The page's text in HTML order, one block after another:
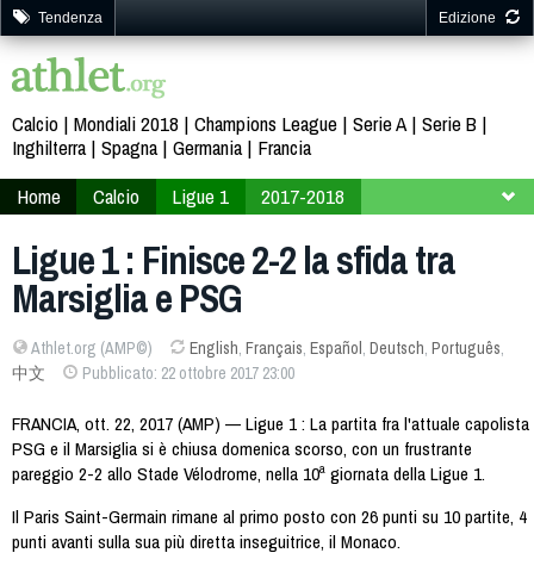
Tendenza Edizione
Calcio Mondiali 2018 Champions League Serie A Serie B
Inghilterra Spagna Germania
Francia
Home
Calcio Ligue 1
2017-2018
Ligue 1 : Finisce 2-2 la sfida tra
Marsiglia e PSG
Athlet.org (AMP©) English, Français, Español, Deutsch, Português,
中文
Pubblicato: 22 ottobre 2017 23:00
FRANCIA, ott. 22, 2017 (AMP) — Ligue 1 : La partita fra l'attuale capolista
PSG e il Marsiglia si è chiusa domenica scorso, con un frustrante
pareggio 2-2 allo Stade Vélodrome, nella 10ª giornata della Ligue 1.
Il Paris Saint-Germain rimane al primo posto con 26 punti su 10 partite, 4
punti avanti sulla sua più diretta inseguitrice, il Monaco.